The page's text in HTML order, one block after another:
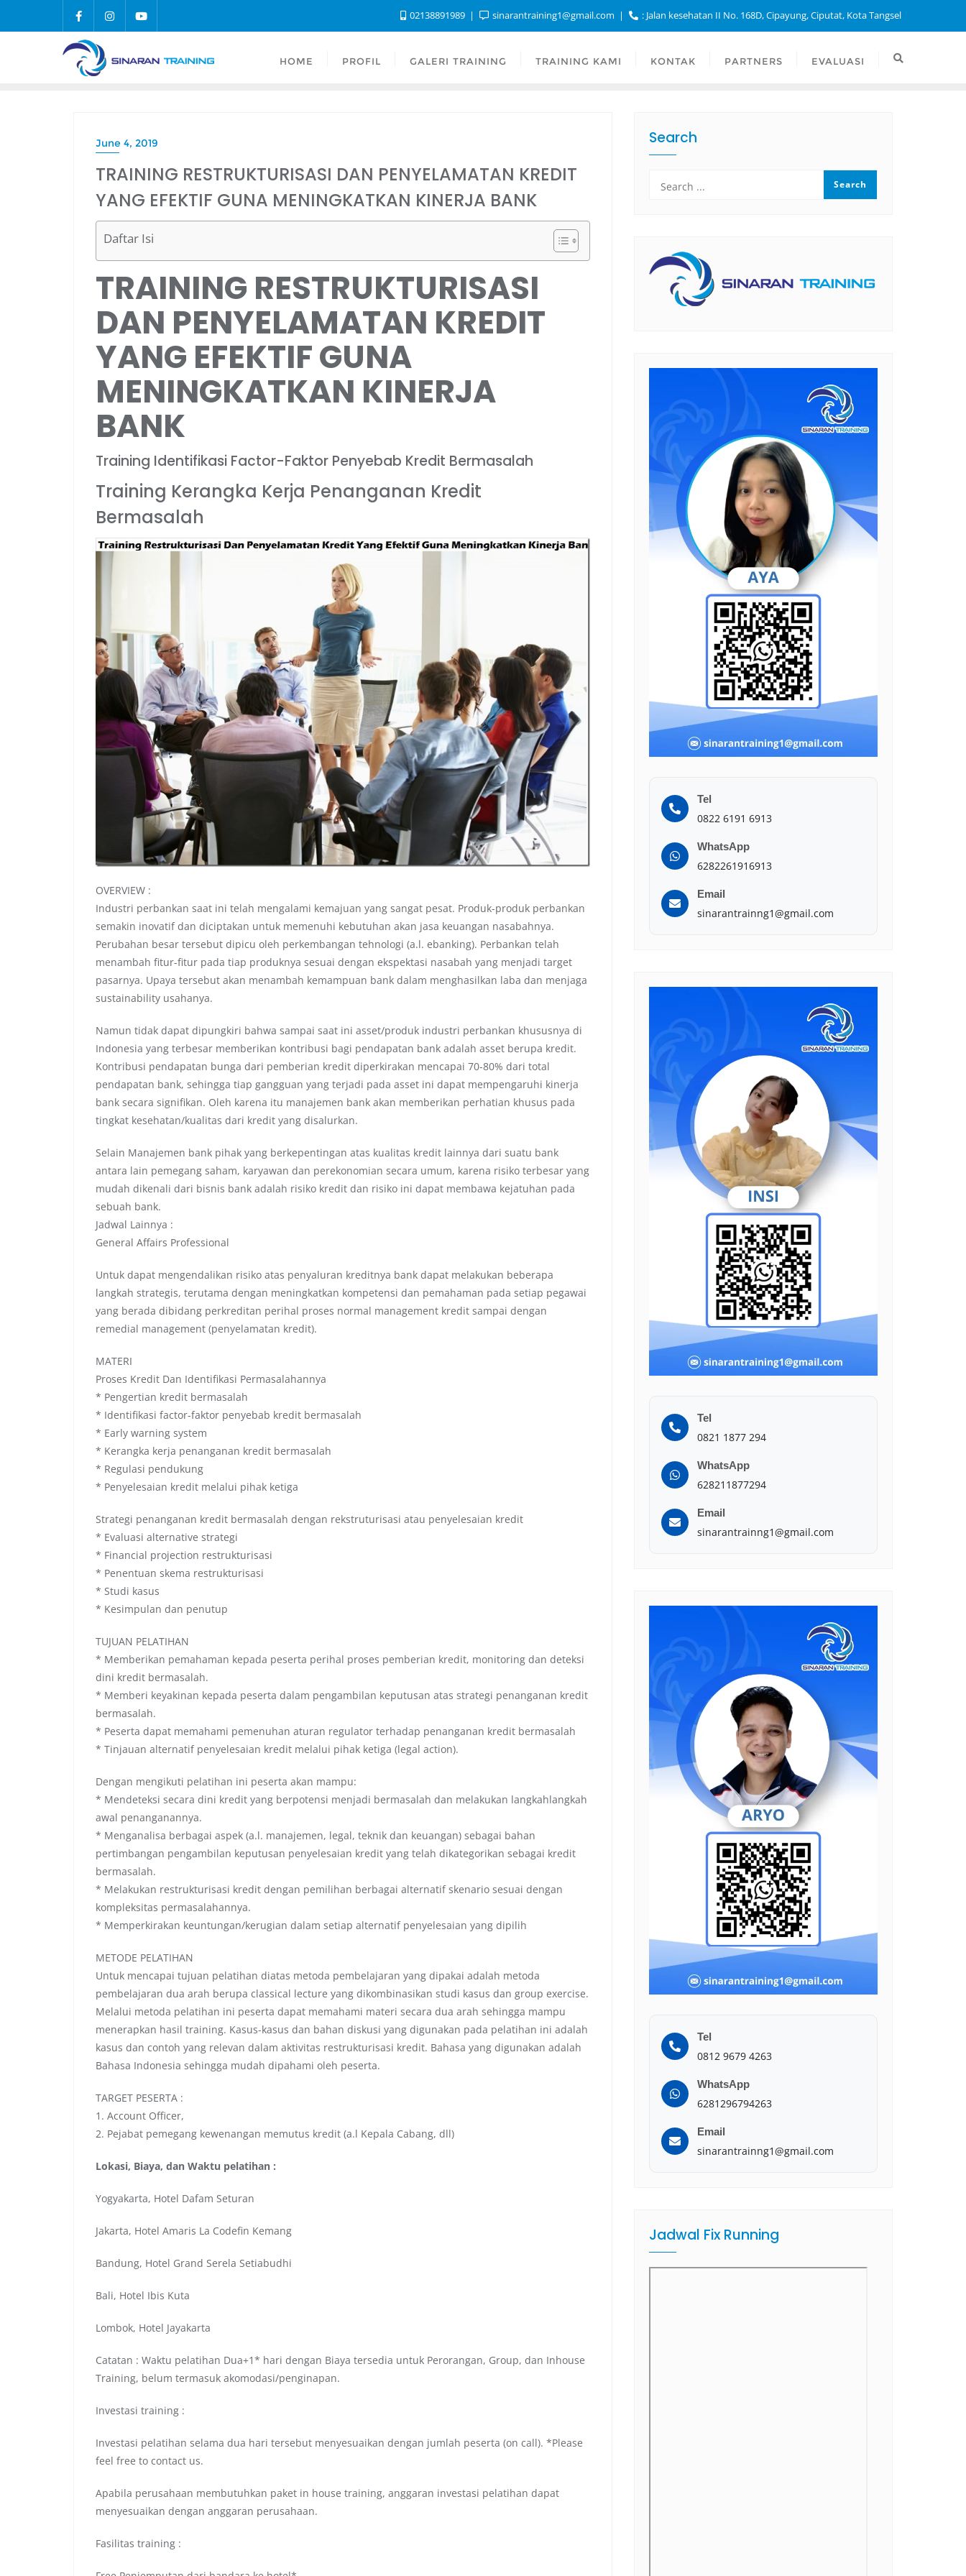
02138891989 sinarantraining1@gmail.com : Jalan kesehatan II No. 168D, Cipayung, Ciputat, Kota Tangsel
HOME PROFIL GALERI TRAINING TRAINING KAMI KONTAK PARTNERS EVALUASI
June 4, 2019
TRAINING RESTRUKTURISASI DAN PENYELAMATAN KREDIT
YANG EFEKTIF GUNA MENINGKATKAN KINERJA BANK
Daftar Isi
TRAINING RESTRUKTURISASI
DAN PENYELAMATAN KREDIT
YANG EFEKTIF GUNA
MENINGKATKAN KINERJA
BANK
Training Identifikasi Factor-Faktor Penyebab Kredit Bermasalah
Training Kerangka Kerja Penanganan Kredit
Bermasalah
OVERVIEW :
Industri perbankan saat ini telah mengalami kemajuan yang sangat pesat. Produk-produk perbankan
semakin inovatif dan diciptakan untuk memenuhi kebutuhan akan jasa keuangan nasabahnya.
Perubahan besar tersebut dipicu oleh perkembangan tehnologi (a.l. ebanking). Perbankan telah
menambah fitur-fitur pada tiap produknya sesuai dengan ekspektasi nasabah yang menjadi target
pasarnya. Upaya tersebut akan menambah kemampuan bank dalam menghasilkan laba dan menjaga
sustainability usahanya.
Namun tidak dapat dipungkiri bahwa sampai saat ini asset/produk industri perbankan khususnya di
Indonesia yang terbesar memberikan kontribusi bagi pendapatan bank adalah asset berupa kredit.
Kontribusi pendapatan bunga dari pemberian kredit diperkirakan mencapai 70-80% dari total
pendapatan bank, sehingga tiap gangguan yang terjadi pada asset ini dapat mempengaruhi kinerja
bank secara signifikan. Oleh karena itu manajemen bank akan memberikan perhatian khusus pada
tingkat kesehatan/kualitas dari kredit yang disalurkan.
Selain Manajemen bank pihak yang berkepentingan atas kualitas kredit lainnya dari suatu bank
antara lain pemegang saham, karyawan dan perekonomian secara umum, karena risiko terbesar yang
mudah dikenali dari bisnis bank adalah risiko kredit dan risiko ini dapat membawa kejatuhan pada
sebuah bank.
Jadwal Lainnya :
General Affairs Professional
Untuk dapat mengendalikan risiko atas penyaluran kreditnya bank dapat melakukan beberapa
langkah strategis, terutama dengan meningkatkan kompetensi dan pemahaman pada setiap pegawai
yang berada dibidang perkreditan perihal proses normal management kredit sampai dengan
remedial management (penyelamatan kredit).
MATERI
Proses Kredit Dan Identifikasi Permasalahannya
* Pengertian kredit bermasalah
* Identifikasi factor-faktor penyebab kredit bermasalah
* Early warning system
* Kerangka kerja penanganan kredit bermasalah
* Regulasi pendukung
* Penyelesaian kredit melalui pihak ketiga
Strategi penanganan kredit bermasalah dengan rekstruturisasi atau penyelesaian kredit
* Evaluasi alternative strategi
* Financial projection restrukturisasi
* Penentuan skema restrukturisasi
* Studi kasus
* Kesimpulan dan penutup
TUJUAN PELATIHAN
* Memberikan pemahaman kepada peserta perihal proses pemberian kredit, monitoring dan deteksi
dini kredit bermasalah.
* Memberi keyakinan kepada peserta dalam pengambilan keputusan atas strategi penanganan kredit
bermasalah.
* Peserta dapat memahami pemenuhan aturan regulator terhadap penanganan kredit bermasalah
* Tinjauan alternatif penyelesaian kredit melalui pihak ketiga (legal action).
Dengan mengikuti pelatihan ini peserta akan mampu:
* Mendeteksi secara dini kredit yang berpotensi menjadi bermasalah dan melakukan langkahlangkah
awal penanganannya.
* Menganalisa berbagai aspek (a.l. manajemen, legal, teknik dan keuangan) sebagai bahan
pertimbangan pengambilan keputusan penyelesaian kredit yang telah dikategorikan sebagai kredit
bermasalah.
* Melakukan restrukturisasi kredit dengan pemilihan berbagai alternatif skenario sesuai dengan
kompleksitas permasalahannya.
* Memperkirakan keuntungan/kerugian dalam setiap alternatif penyelesaian yang dipilih
METODE PELATIHAN
Untuk mencapai tujuan pelatihan diatas metoda pembelajaran yang dipakai adalah metoda
pembelajaran dua arah berupa classical lecture yang dikombinasikan studi kasus dan group exercise.
Melalui metoda pelatihan ini peserta dapat memahami materi secara dua arah sehingga mampu
menerapkan hasil training. Kasus-kasus dan bahan diskusi yang digunakan pada pelatihan ini adalah
kasus dan contoh yang relevan dalam aktivitas restrukturisasi kredit. Bahasa yang digunakan adalah
Bahasa Indonesia sehingga mudah dipahami oleh peserta.
TARGET PESERTA :
1. Account Officer,
2. Pejabat pemegang kewenangan memutus kredit (a.l Kepala Cabang, dll)
Lokasi, Biaya, dan Waktu pelatihan :
Yogyakarta, Hotel Dafam Seturan
Jakarta, Hotel Amaris La Codefin Kemang
Bandung, Hotel Grand Serela Setiabudhi
Bali, Hotel Ibis Kuta
Lombok, Hotel Jayakarta
Catatan : Waktu pelatihan Dua+1* hari dengan Biaya tersedia untuk Perorangan, Group, dan Inhouse
Training, belum termasuk akomodasi/penginapan.
Investasi training :
Investasi pelatihan selama dua hari tersebut menyesuaikan dengan jumlah peserta (on call). *Please
feel free to contact us.
Apabila perusahaan membutuhkan paket in house training, anggaran investasi pelatihan dapat
menyesuaikan dengan anggaran perusahaan.
Fasilitas training :
Search
Tel
0822 6191 6913
WhatsApp
6282261916913
Email
sinarantrainng1@gmail.com
Tel
0821 1877 294
WhatsApp
628211877294
Email
sinarantrainng1@gmail.com
Tel
0812 9679 4263
WhatsApp
6281296794263
Email
sinarantrainng1@gmail.com
Jadwal Fix Running